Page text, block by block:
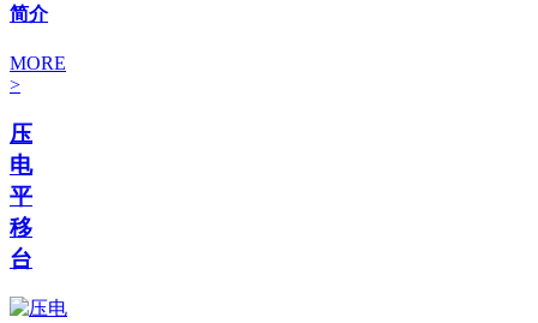
简介
MORE
>
压
电
平
移
台